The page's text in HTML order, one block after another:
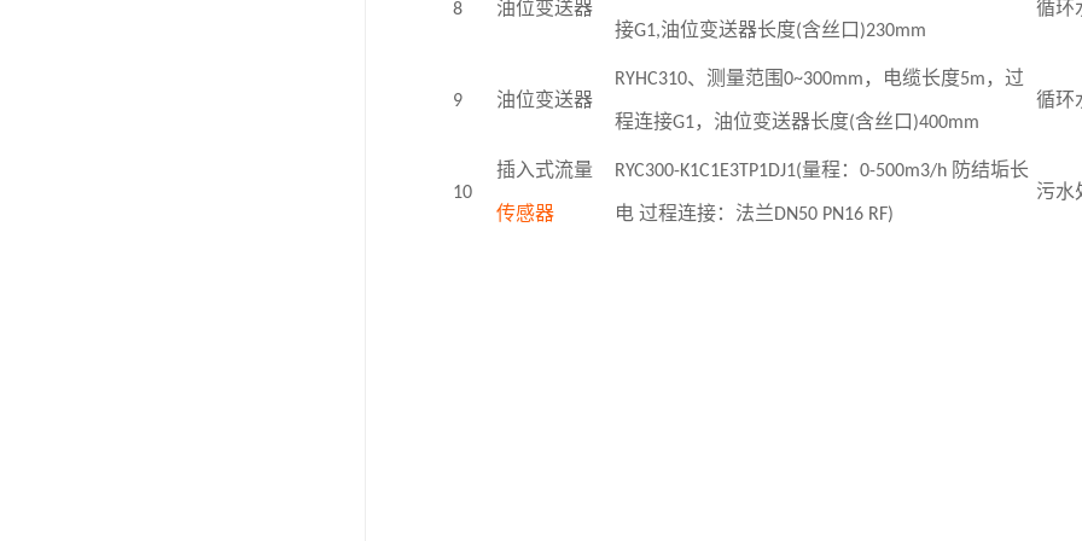
8 油位变送器
接G1,油位变送器长度(含丝口 )230mm
循环
9 油位变送器
RYHC310、测量范围0~300mm ，电缆长度5m ，过
程连接G1，油位变送器长度(含丝口 )400mm
循环
10
插入式流量
传感器
RYC300-K1C1E3TP1DJ1(量程： 0-500m3/h 防结垢长
电 过程连接：法兰DN50 PN16 RF)
污水